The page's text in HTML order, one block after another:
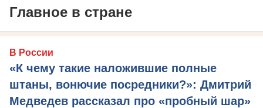
Главное в стране
В России
«К чему такие наложившие полные
штаны, вонючие посредники?»: Дмитрий
Медведев рассказал про «пробный шар»